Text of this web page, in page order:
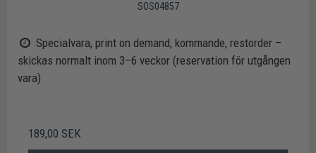
SOS04857
Specialvara, print on demand, kommande, restorder –
skickas normalt inom 3–6 veckor (reservation för utgången
vara)
189,00 SEK